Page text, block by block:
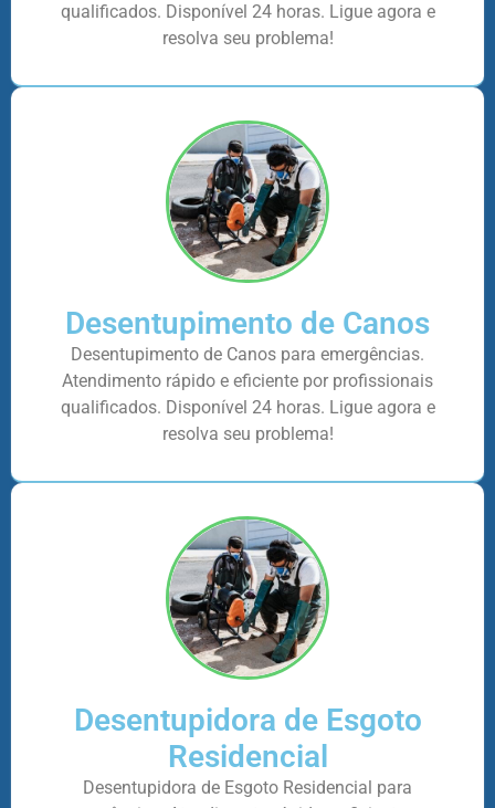
qualificados. Disponível 24 horas. Ligue agora e
resolva seu problema!
Desentupimento de Canos
Desentupimento de Canos para emergências.
Atendimento rápido e eficiente por profissionais
qualificados. Disponível 24 horas. Ligue agora e
resolva seu problema!
Desentupidora de Esgoto
Residencial
Desentupidora de Esgoto Residencial para